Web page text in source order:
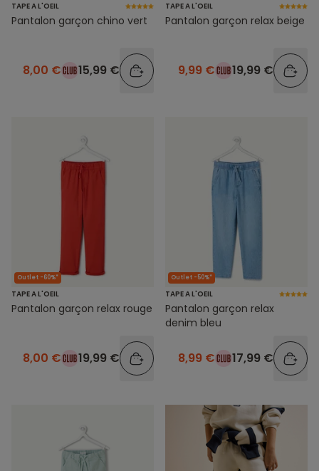
TAPE A L'OEIL
Pantalon garçon chino vert
8,00 € 15,99 €
TAPE A L'OEIL
Pantalon garçon relax beige
9,99 € 19,99 €
Outlet -60%*
TAPE A L'OEIL
Pantalon garçon relax rouge
8,00 € 19,99 €
Outlet -50%*
TAPE A L'OEIL
Pantalon garçon relax
denim bleu
8,99 € 17,99 €